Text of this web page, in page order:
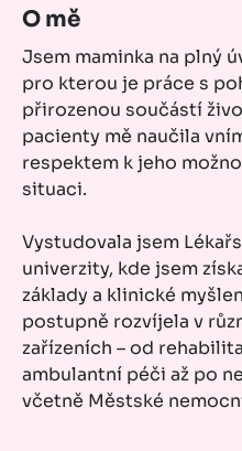
O mě
Jsem maminka na plný
pro kterou je práce s
přirozenou součástí
pacienty mě naučila
respektem k jeho
situaci.
Vystudovala jsem
univerzity, kde jsem
základy a klinické
postupně rozvíjela v
zařízeních – od
ambulantní péči až po
včetně Městské